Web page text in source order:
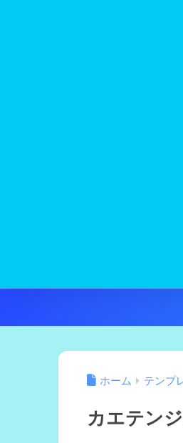
ホーム テンプ
カエテン